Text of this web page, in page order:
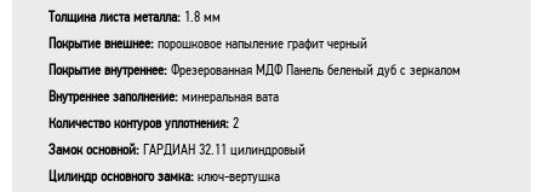
Толщина листа металла: 1.8 мм
Покрытие внешнее: порошковое напыление графит черный
Покрытие внутреннее: Фрезерованная МДФ Панель беленый дуб с зеркалом
Внутреннее заполнение: минеральная вата
Количество контуров уплотнения: 2
Замок основной: ГАРДИАН 32.11 цилиндровый
Цилиндр основного замка: ключ-вертушка